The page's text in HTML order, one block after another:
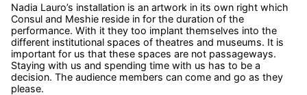
Nadia Lauro’s installation is an artwork in its own right which
Consul and Meshie reside in for the duration of the
performance. With it they too implant themselves into the
different institutional spaces of theatres and museums. It is
important for us that these spaces are not passageways.
Staying with us and spending time with us has to be a
decision. The audience members can come and go as they
please.